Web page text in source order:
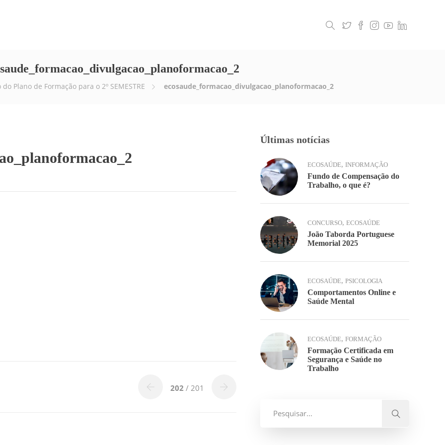
Plano de Formação para o 2º SEMESTRE ecosaude_formacao_divulgacao_planoformacao_2
202 / 201
Últimas notícias
ECOSAÚDE, INFORMAÇÃO
Fundo de Compensação do
Trabalho, o que é?
CONCURSO, ECOSAÚDE
João Taborda Portuguese
Memorial 2025
ECOSAÚDE, PSICOLOGIA
Comportamentos Online e
Saúde Mental
ECOSAÚDE, FORMAÇÃO
Formação Certificada em
Segurança e Saúde no
Trabalho